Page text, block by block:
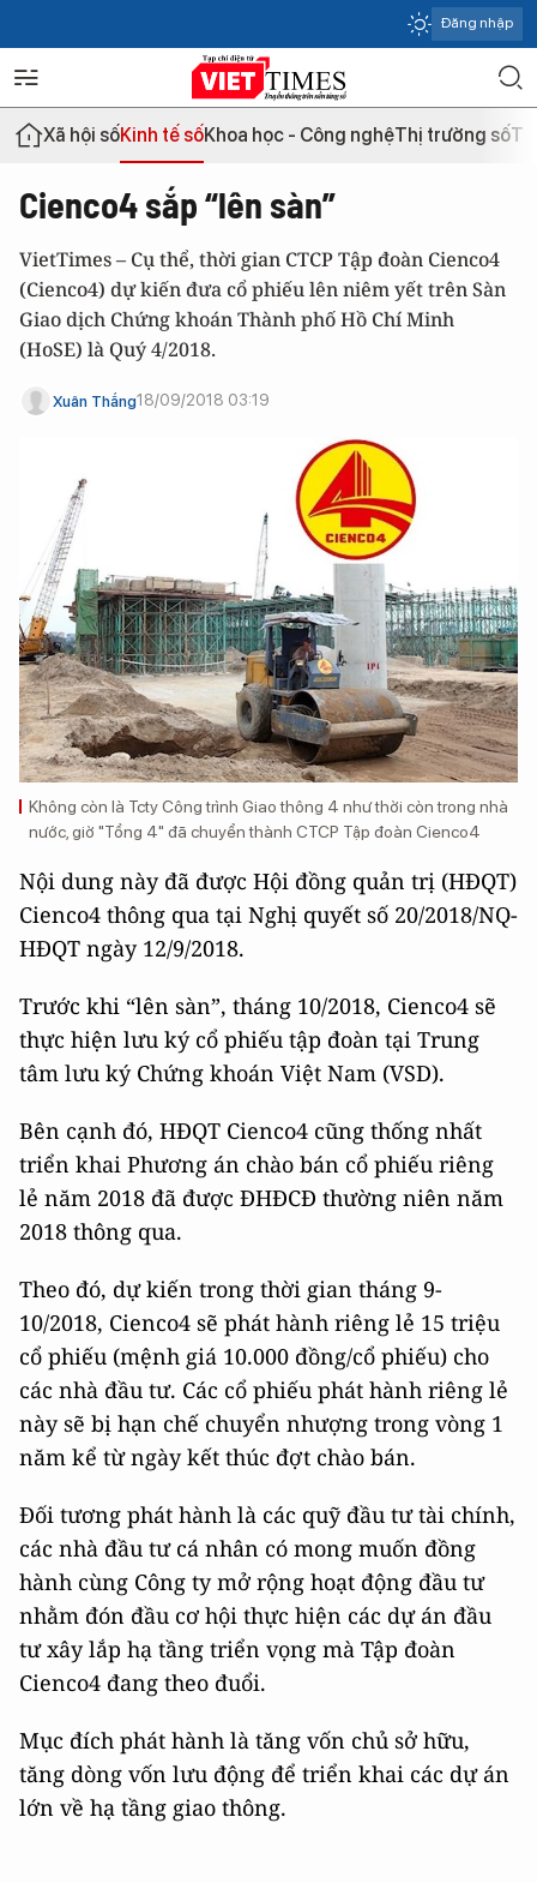
Đăng nhập
Xã hội sốKinh tế sốKhoa học - Công nghệThị trường số
Cienco4 sắp “lên sàn”
VietTimes – Cụ thể, thời gian CTCP Tập đoàn Cienco4
(Cienco4) dự kiến đưa cổ phiếu lên niêm yết trên Sàn
Giao dịch Chứng khoán Thành phố Hồ Chí Minh
(HoSE) là Quý 4/2018.
Xuân Thắng18/09/2018 03:19
Không còn là Tcty Công trình Giao thông 4 như thời còn trong nhà
nước, giờ "Tổng 4" đã chuyển thành CTCP Tập đoàn Cienco4
Nội dung này đã được Hội đồng quản trị (HĐQT)
Cienco4 thông qua tại Nghị quyết số 20/2018/NQ-
HĐQT ngày 12/9/2018.
Trước khi “lên sàn”, tháng 10/2018, Cienco4 sẽ
thực hiện lưu ký cổ phiếu tập đoàn tại Trung
tâm lưu ký Chứng khoán Việt Nam (VSD).
Bên cạnh đó, HĐQT Cienco4 cũng thống nhất
triển khai Phương án chào bán cổ phiếu riêng
lẻ năm 2018 đã được ĐHĐCĐ thường niên năm
2018 thông qua.
Theo đó, dự kiến trong thời gian tháng 9-
10/2018, Cienco4 sẽ phát hành riêng lẻ 15 triệu
cổ phiếu (mệnh giá 10.000 đồng/cổ phiếu) cho
các nhà đầu tư. Các cổ phiếu phát hành riêng lẻ
này sẽ bị hạn chế chuyển nhượng trong vòng 1
năm kể từ ngày kết thúc đợt chào bán.
Đối tương phát hành là các quỹ đầu tư tài chính,
các nhà đầu tư cá nhân có mong muốn đồng
hành cùng Công ty mở rộng hoạt động đầu tư
nhằm đón đầu cơ hội thực hiện các dự án đầu
tư xây lắp hạ tầng triển vọng mà Tập đoàn
Cienco4 đang theo đuổi.
Mục đích phát hành là tăng vốn chủ sở hữu,
tăng dòng vốn lưu động để triển khai các dự án
lớn về hạ tầng giao thông.